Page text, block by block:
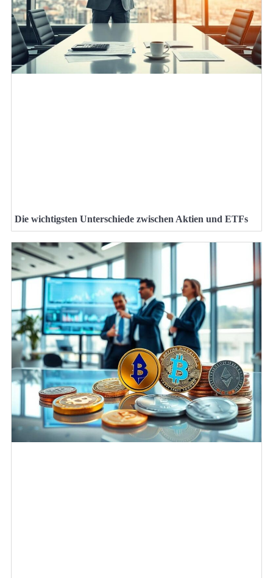
Die wichtigsten Unterschiede zwischen Aktien und ETFs